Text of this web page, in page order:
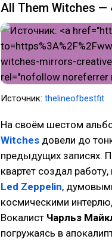
All Them Witches —
Источник: thelineofbestfit
На своём шестом
Witches довели до
предыдущих записях.
квартет создал
Led Zeppelin,
космическими
Вокалист Чарльз
погружаясь в